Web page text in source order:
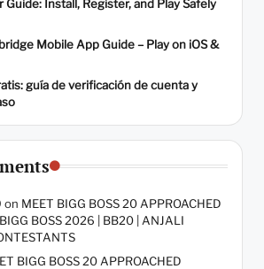
Install, Register, and Play Safely
Mobile App Guide – Play on iOS &
guía de verificación de cuenta y
on MEET BIGG BOSS 20 APPROACHED
BOSS 2026 | BB20 | ANJALI
BIGG BOSS 20 APPROACHED